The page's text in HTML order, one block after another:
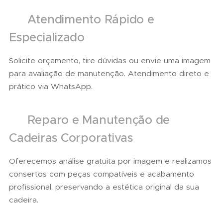
📲 Atendimento Rápido e
Especializado
Solicite orçamento, tire dúvidas ou envie uma imagem
para avaliação de manutenção. Atendimento direto e
prático via WhatsApp.
🛠 Reparo e Manutenção de
Cadeiras Corporativas
Oferecemos análise gratuita por imagem e realizamos
consertos com peças compatíveis e acabamento
profissional, preservando a estética original da sua
cadeira.